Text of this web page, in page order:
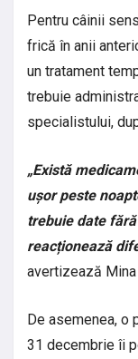
Pentru câinii
frică în anii
un tratament
trebuie
specialistului,
„Există
ușor peste
trebuie date
reacționează
avertizează Mina
De asemenea, o
31 decembrie îi